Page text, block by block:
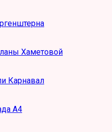
Хаметовой
Карнавал
А4